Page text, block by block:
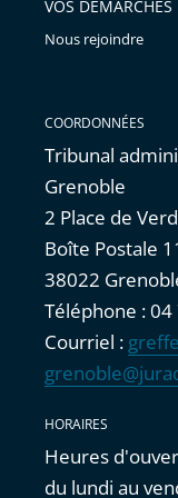
VOS DÉMARCHES
Nous rejoindre
COORDONNÉES
Tribunal
Grenoble
2 Place de
Boîte Postale
38022
Téléphone :
Courriel :
HORAIRES
Heures
du lundi au